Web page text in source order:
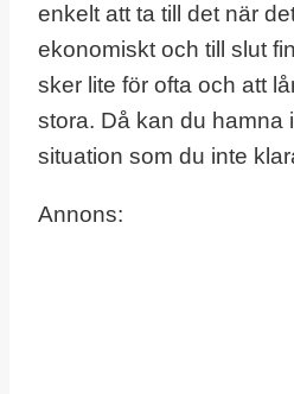
enkelt att ta till det när
ekonomiskt och till slut
sker lite för ofta och att
stora. Då kan du hamna
situation som du inte
Annons: